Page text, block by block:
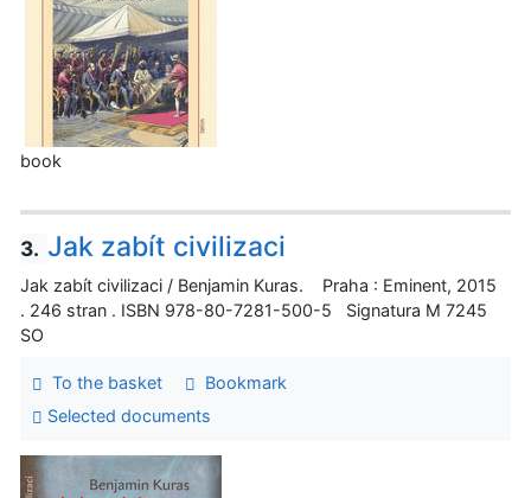
book
3. Jak zabít civilizaci
Jak zabít civilizaci / Benjamin Kuras. Praha : Eminent, 2015
. 246 stran . ISBN 978-80-7281-500-5 Signatura M 7245
SO
To the basket
Bookmark
Selected documents